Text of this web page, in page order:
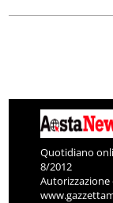
Quotidiano
8/2012
Autorizzazione